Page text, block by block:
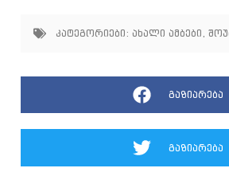
კატეგორიები: ახალი ამბები ,
გაზიარება
გაზიარება